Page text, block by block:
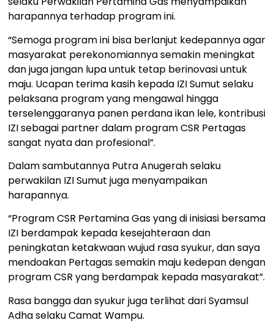
harapannya terhadap program ini.
“Semoga program ini bisa berlanjut kedepannya agar
masyarakat perekonomiannya semakin meningkat
dan juga jangan lupa untuk tetap berinovasi untuk
maju. Ucapan terima kasih kepada IZI Sumut selaku
pelaksana program yang mengawal hingga
terselenggaranya panen perdana ikan lele, kontribusi
IZI sebagai partner dalam program CSR Pertagas
sangat nyata dan profesional”.
Dalam sambutannya Putra Anugerah selaku
perwakilan IZI Sumut juga menyampaikan
harapannya.
“Program CSR Pertamina Gas yang di inisiasi bersama
IZI berdampak kepada kesejahteraan dan
peningkatan ketakwaan wujud rasa syukur, dan saya
mendoakan Pertagas semakin maju kedepan dengan
program CSR yang berdampak kepada masyarakat”.
Rasa bangga dan syukur juga terlihat dari Syamsul
Adha selaku Camat Wampu.